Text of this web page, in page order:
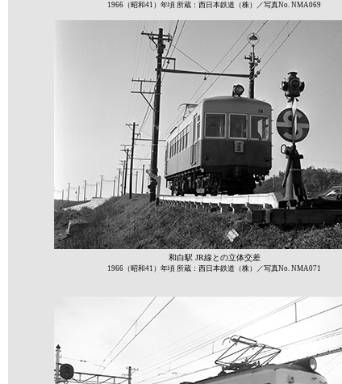
1966（昭和41）年頃 所蔵：西日本鉄道（株）／写真No. NMA069
和白駅 JR線との立体交差
1966（昭和41）年頃 所蔵：西日本鉄道（株）／写真No. NMA071